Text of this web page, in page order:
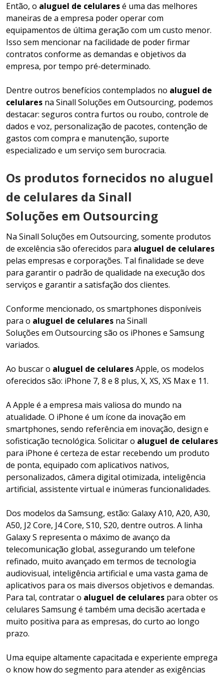
Então, o aluguel de celularesé uma das melhores
maneiras de a empresa poder operar com
equipamentos de última geração com um custo menor.
Isso sem mencionar na facilidade de poder firmar
contratos conforme as demandas e objetivos da
empresa, por tempo pré-determinado.
Dentre outros benefícios contemplados no aluguel de
celulares na Sinall Soluções em Outsourcing, podemos
destacar: seguros contra furtos ou roubo, controle de
dados e voz, personalização de pacotes, contenção de
gastos com compra e manutenção, suporte
especializado e um serviço sem burocracia.
Os produtos fornecidos no aluguel
de celulares da Sinall
Soluções em Outsourcing
Na Sinall Soluções em Outsourcing, somente produtos
de excelência são oferecidos para aluguel de celulares
pelas empresas e corporações. Tal finalidade se deve
para garantir o padrão de qualidade na execução dos
serviços e garantir a satisfação dos clientes.
Conforme mencionado, os smartphones disponíveis
para o aluguel de celulares na Sinall
Soluções em Outsourcing são os iPhones e Samsung
variados.
Ao buscar o aluguel de celularesApple, os modelos
oferecidos são: iPhone 7, 8 e 8 plus, X, XS, XS Max e 11.
A Apple é a empresa mais valiosa do mundo na
atualidade. O iPhone é um ícone da inovação em
smartphones, sendo referência em inovação, design e
sofisticação tecnológica. Solicitar o aluguel de celulares
para iPhone é certeza de estar recebendo um produto
de ponta, equipado com aplicativos nativos,
personalizados, câmera digital otimizada, inteligência
artificial, assistente virtual e inúmeras funcionalidades.
Dos modelos da Samsung, estão: Galaxy A10, A20, A30,
A50, J2 Core, J4 Core, S10, S20, dentre outros. A linha
Galaxy S representa o máximo de avanço da
telecomunicação global, assegurando um telefone
refinado, muito avançado em termos de tecnologia
audiovisual, inteligência artificial e uma vasta gama de
aplicativos para os mais diversos objetivos e demandas.
Para tal, contratar o aluguel de celulares para obter os
celulares Samsung é também uma decisão acertada e
muito positiva para as empresas, do curto ao longo
prazo.
Uma equipe altamente capacitada e experiente emprega
o know how do segmento para atender as exigências